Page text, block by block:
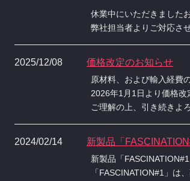
休業中にいただきました
弊社担当者よりご対応さ
2025/12/08 価格改定のお知らせ
原材料、および輸入経費
2026年1月1日より価格改
ご理解の上、引き続きよ
2024/02/14 新製品「
新製品「FASCINATION#1
「FASCINATION#1」は